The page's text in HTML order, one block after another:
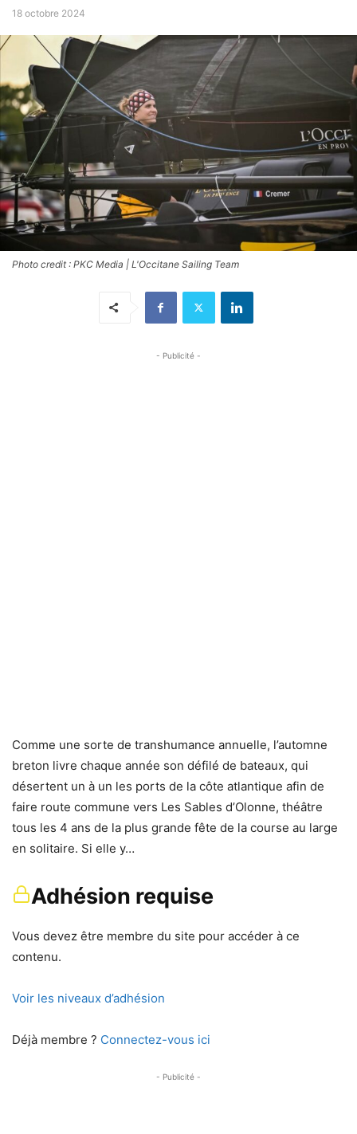
18 octobre 2024
Photo credit : PKC Media | L'Occitane Sailing Team
- Publicité -
Comme une sorte de transhumance annuelle, l’automne
breton livre chaque année son défilé de bateaux, qui
désertent un à un les ports de la côte atlantique afin de
faire route commune vers Les Sables d’Olonne, théâtre
tous les 4 ans de la plus grande fête de la course au large
en solitaire. Si elle y…
Adhésion requise
Vous devez être membre du site pour accéder à ce
contenu.
Voir les niveaux d’adhésion
Déjà membre ? Connectez-vous ici
- Publicité -